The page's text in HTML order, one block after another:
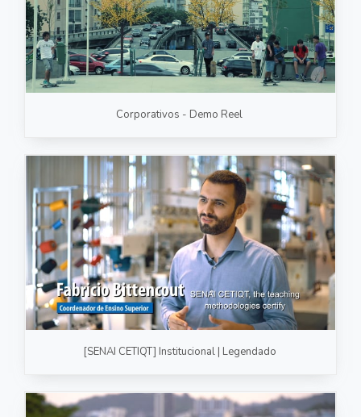
Corporativos - Demo Reel
[SENAI CETIQT] Institucional | Legendado